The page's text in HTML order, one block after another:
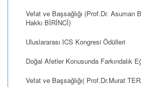
Vefat ve Başsağlığı (Prof.Dr. Asuman
Hakkı BİRİNCİ)
Uluslararası ICS Kongresi Ödülleri
Doğal Afetler Konusunda Farkındalık
Vefat ve Başsağlığı( Prof.Dr.Murat